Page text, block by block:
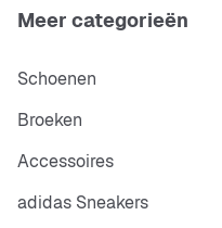
Meer categorieën
Schoenen
Broeken
Accessoires
adidas Sneakers